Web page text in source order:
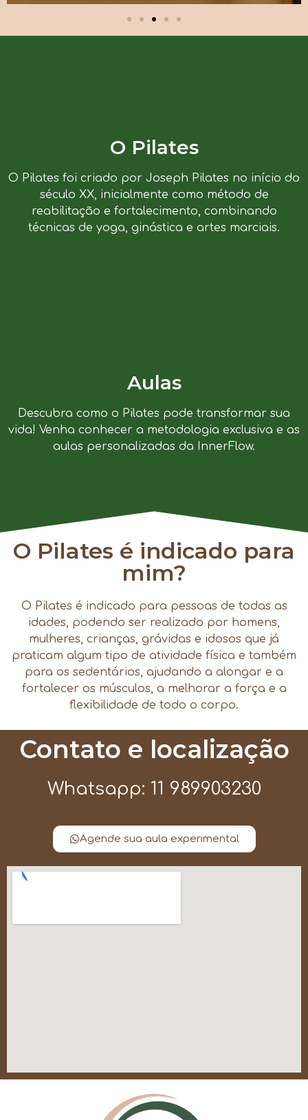
O Pilates
O Pilates foi criado por Joseph Pilates no início do
século XX, inicialmente como método de
reabilitação e fortalecimento, combinando
técnicas de yoga, ginástica e artes marciais.
Aulas
Descubra como o Pilates pode transformar sua
vida! Venha conhecer a metodologia exclusiva e as
aulas personalizadas da InnerFlow.
O Pilates é indicado para
mim?
O Pilates é indicado para pessoas de todas as
idades, podendo ser realizado por homens,
mulheres, crianças, grávidas e idosos que já
praticam algum tipo de atividade física e também
para os sedentários, ajudando a alongar e a
fortalecer os músculos, a melhorar a força e a
flexibilidade de todo o corpo.
Contato e localização
Whatsapp: 11 989903230
Agende sua aula experimental